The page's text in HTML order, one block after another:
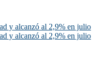
y alcanzó al 2,9% en julio
y alcanzó al 2,9% en julio